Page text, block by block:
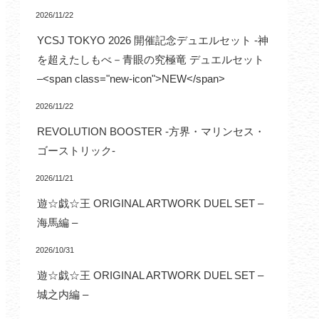
2026/11/22
YCSJ TOKYO 2026 開催記念デュエルセット -神
を超えたしもべ－青眼の究極竜 デュエルセット
–<span class="new-icon">NEW</span>
2026/11/22
REVOLUTION BOOSTER -方界・マリンセス・
ゴーストリック-
2026/11/21
遊☆戯☆王 ORIGINAL ARTWORK DUEL SET –
海馬編 –
2026/10/31
遊☆戯☆王 ORIGINAL ARTWORK DUEL SET –
城之内編 –